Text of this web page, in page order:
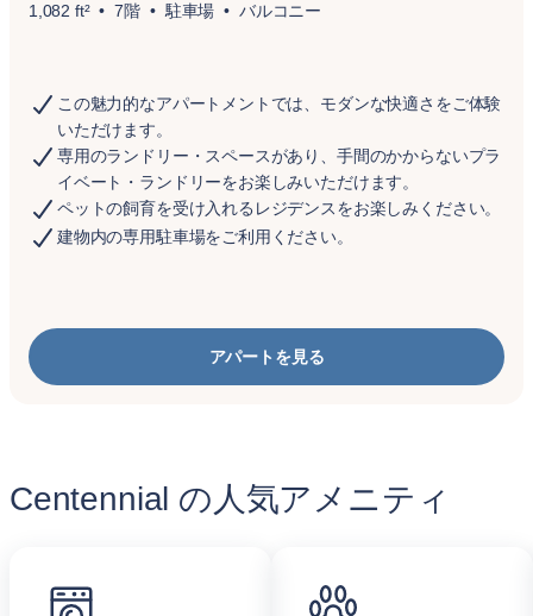
1,082 ft² 7階 駐車場 バルコニー
この魅力的なアパートメントでは、モダンな快適さをご体験
いただけます。
専用のランドリー・スペースがあり、手間のかからないプラ
イベート・ランドリーをお楽しみいただけます。
ペットの飼育を受け入れるレジデンスをお楽しみください。
建物内の専用駐車場をご利用ください。
アパートを見る
Centennial の人気アメニティ